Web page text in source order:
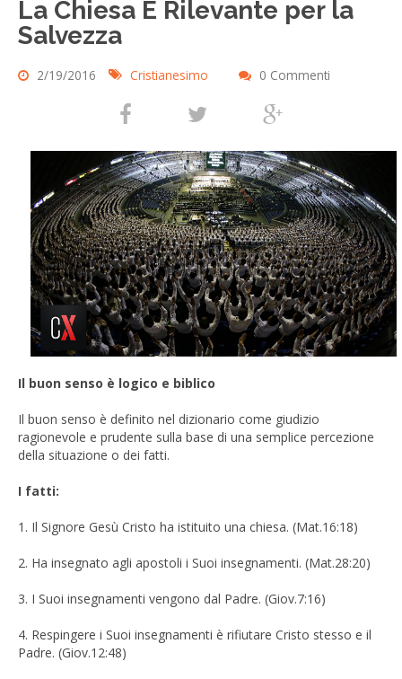
La Chiesa È Rilevante per la
Salvezza
2/19/2016 Cristianesimo 0 Commenti
Il buon senso è logico e biblico
Il buon senso è definito nel dizionario come giudizio
ragionevole e prudente sulla base di una semplice percezione
della situazione o dei fatti.
I fatti:
1. Il Signore Gesù Cristo ha istituito una chiesa. (Mat.16:18)
2. Ha insegnato agli apostoli i Suoi insegnamenti. (Mat.28:20)
3. I Suoi insegnamenti vengono dal Padre. (Giov.7:16)
4. Respingere i Suoi insegnamenti è rifiutare Cristo stesso e il
Padre. (Giov.12:48)